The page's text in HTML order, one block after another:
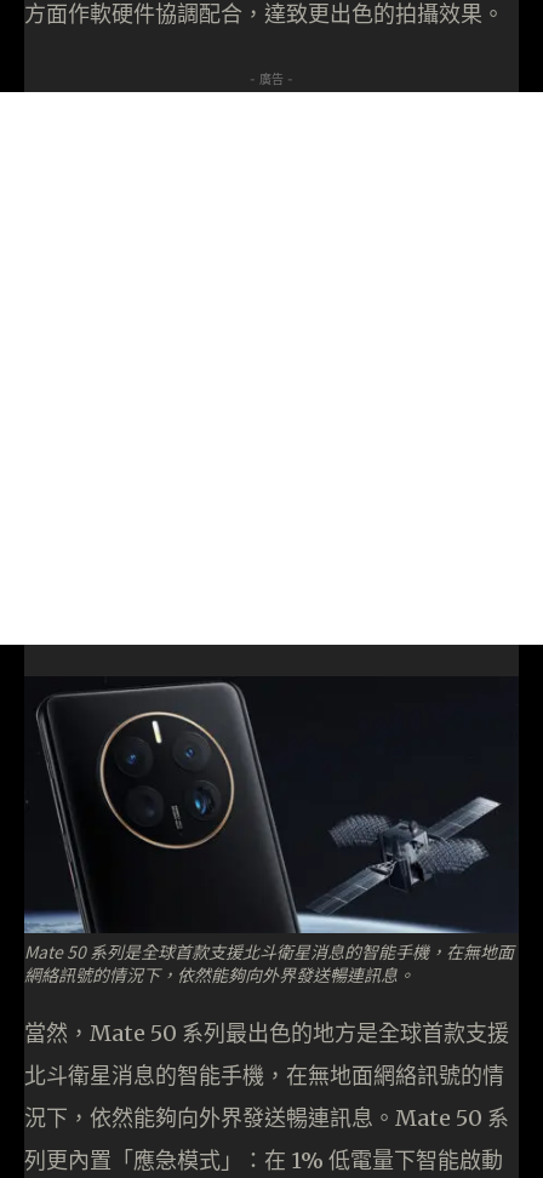
方面作軟硬件協調配合，達致更出色的拍攝效果。
- 廣告 -
Mate 50 系列是全球首款支援北斗衛星消息的智能手機，在無地面
網絡訊號的情況下，依然能夠向外界發送暢連訊息。
當然，Mate 50 系列最出色的地方是全球首款支援
北斗衛星消息的智能手機，在無地面網絡訊號的情
況下，依然能夠向外界發送暢連訊息。Mate 50 系
列更內置「應急模式」：在 1% 低電量下智能啟動